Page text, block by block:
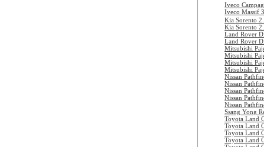
Iveco
Iveco Massif
Kia Sorento
Kia Sorento
Land Rover
Land Rover
Mitsubishi
Mitsubishi
Mitsubishi
Mitsubishi
Nissan
Nissan
Nissan
Nissan
Nissan
Ssang Yong
Toyota Land
Toyota Land
Toyota Land
Toyota Land